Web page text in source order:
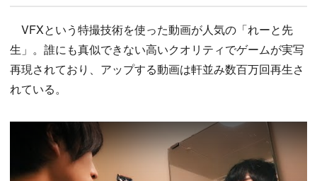
VFXという特撮技術を使った動画が人気の「れーと先
生」。誰にも真似できない高いクオリティでゲームが実写
再現されており、アップする動画は軒並み数百万回再生さ
れている。